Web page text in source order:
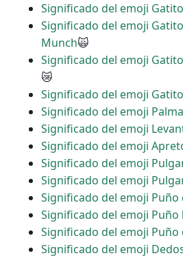
Significado del emoji
Significado del emoji
Munch🙀
Significado del emoji
😿
Significado del emoji
Significado del emoji
Significado del emoji
Significado del emoji
Significado del emoji
Significado del emoji
Significado del emoji Puño
Significado del emoji Puño
Significado del emoji Puño
Significado del emoji